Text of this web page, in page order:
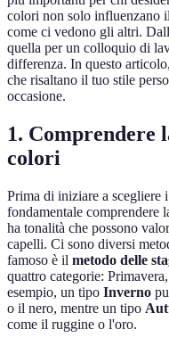
colori non solo influenzano
come ci vedono gli altri.
quella per un colloquio di
differenza. In questo
che risaltano il tuo stile
occasione.
1. Comprendere
colori
Prima di iniziare a
fondamentale comprendere
ha tonalità che possono
capelli. Ci sono diversi
famoso è il metodo delle
quattro categorie:
esempio, un tipo Inverno
o il nero, mentre un tipo
come il ruggine o l'oro.